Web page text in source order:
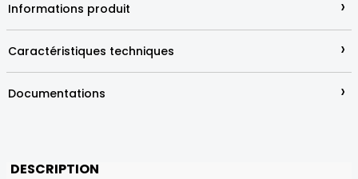
of
the
images
Informations produit ›
Caractéristiques techniques ›
Documentations ›
DESCRIPTION